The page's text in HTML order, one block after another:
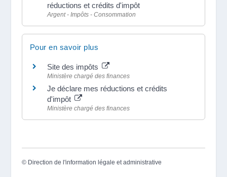
réductions et crédits d'impôt
Argent - Impôts - Consommation
Pour en savoir plus
Site des impôts
Ministère chargé des finances
Je déclare mes réductions et crédits
d'impôt
Ministère chargé des finances
© Direction de l'information légale et administrative